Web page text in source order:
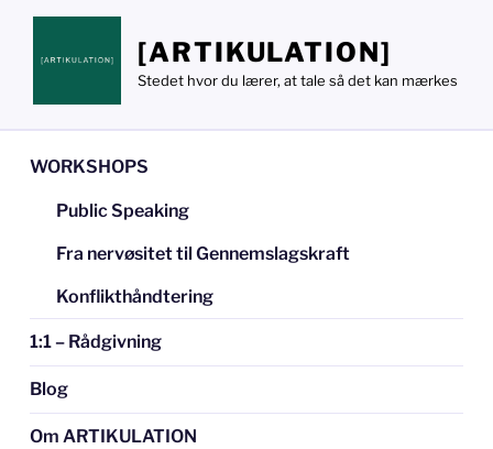
Videre
indhold
[ARTIKULATION]
Stedet hvor du lærer, at tale så det kan mærkes
WORKSHOPS
Public Speaking
Fra nervøsitet til Gennemslagskraft
Konflikthåndtering
1:1 – Rådgivning
Blog
Om ARTIKULATION